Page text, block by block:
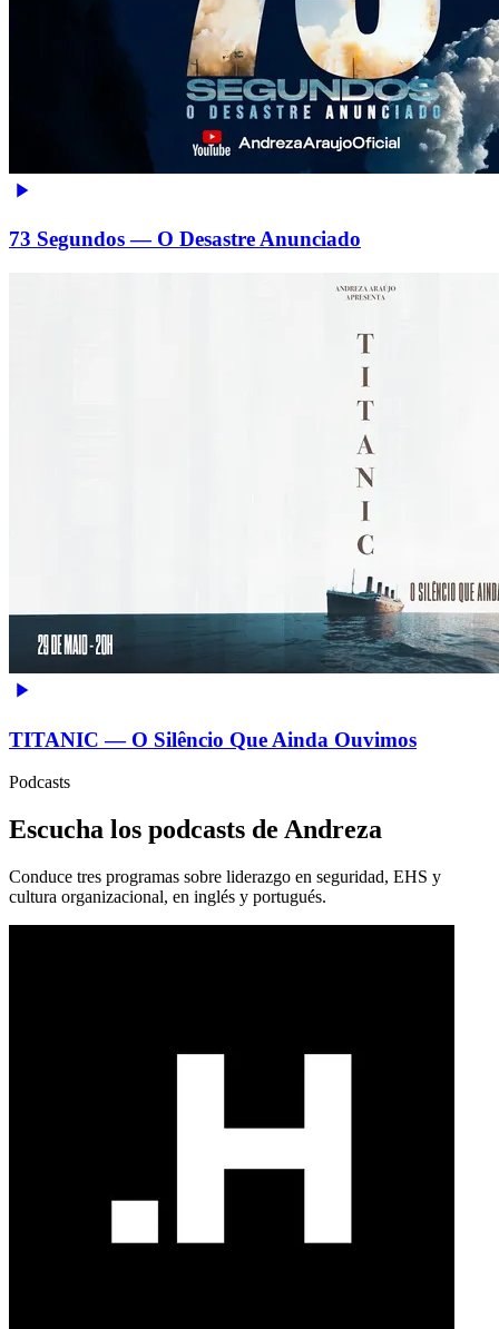
73 Segundos — O Desastre Anunciado
TITANIC — O Silêncio Que Ainda Ouvimos
Podcasts
Escucha los podcasts de Andreza
Conduce tres programas sobre liderazgo en seguridad, EHS y
cultura organizacional, en inglés y portugués.